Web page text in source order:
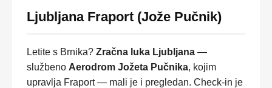
Ljubljana Fraport (Jože Pučnik)
Letite s Brnika? Zračna luka Ljubljana —
službeno Aerodrom Jožeta Pučnika, kojim
upravlja Fraport — mali je i pregledan. Check-in je